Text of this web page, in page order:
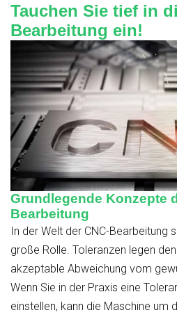
Tauchen Sie tief in
Bearbeitung ein!
Grundlegende Konzepte
Bearbeitung
In der Welt der CNC-Bearbeitung
große Rolle. Toleranzen legen
akzeptable Abweichung vom
Wenn Sie in der Praxis eine
einstellen, kann die Maschine um